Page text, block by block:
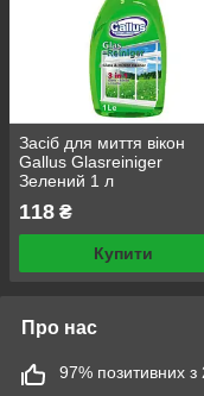
Засіб для миття вікон
Gallus Glasreiniger
Зелений 1 л
118 ₴
Купити
Про нас
97% позитивних з